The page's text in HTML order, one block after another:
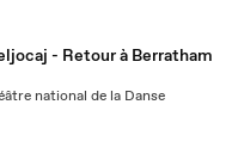
- Retour à Berratham
national de la Danse